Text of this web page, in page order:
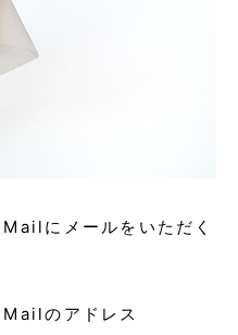
にメールをいただく
のアドレス